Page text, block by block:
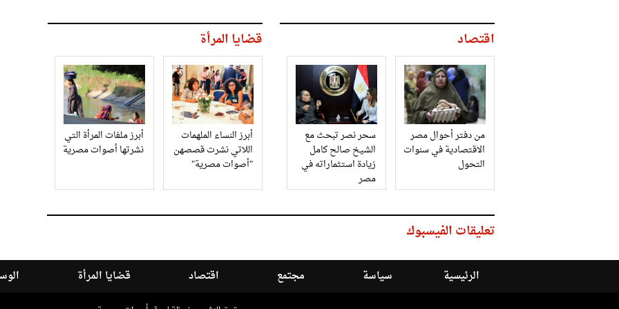
اقتصاد
من دفتر أحوال مصر
الاقتصادية في سنوات
التحول
سحر نصر تبحث مع
الشيخ صالح كامل
زيادة استثماراته في
مصر
قضايا المرأة
أبرز النساء الملهمات
اللاتي نشرت قصصهن
"أصوات مصرية"
أبرز ملفات المرأة التي
نشرتها أصوات مصرية
تعليقات الفيسبوك
الرئيسية سياسة مجتمع اقتصاد قضايا المرأة